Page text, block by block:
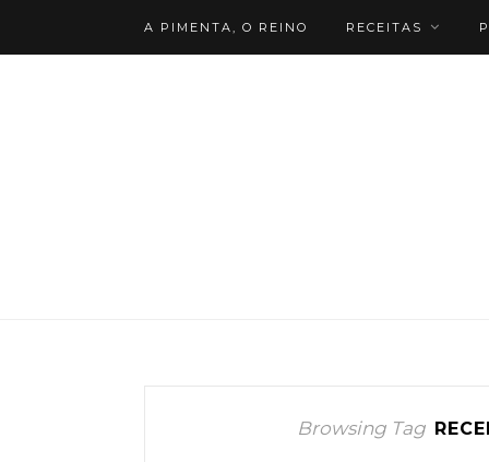
A PIMENTA, O REINO RECEITAS
Browsing Tag